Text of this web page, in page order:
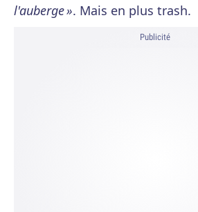
l'auberge ». Mais en plus trash.
Publicité